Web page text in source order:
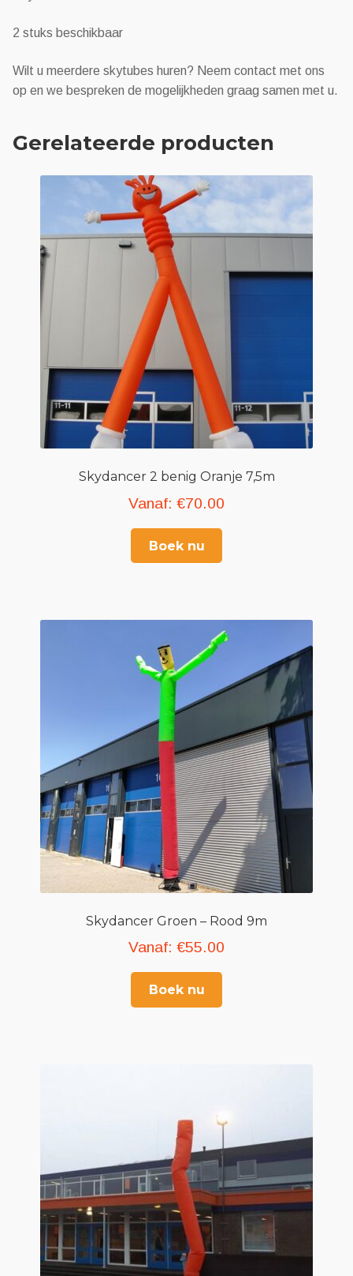
2 stuks beschikbaar
Wilt u meerdere skytubes huren? Neem contact met ons
op en we bespreken de mogelijkheden graag samen met u.
Gerelateerde producten
Skydancer 2 benig Oranje 7,5m
Vanaf: €70.00
Boek nu
Skydancer Groen – Rood 9m
Vanaf: €55.00
Boek nu